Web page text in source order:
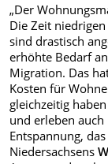
„Der
Die Zeit
sind drastisch
erhöhte Bedarf
Migration. Das
Kosten für
gleichzeitig
und erleben
Entspannung,
Niedersachsens